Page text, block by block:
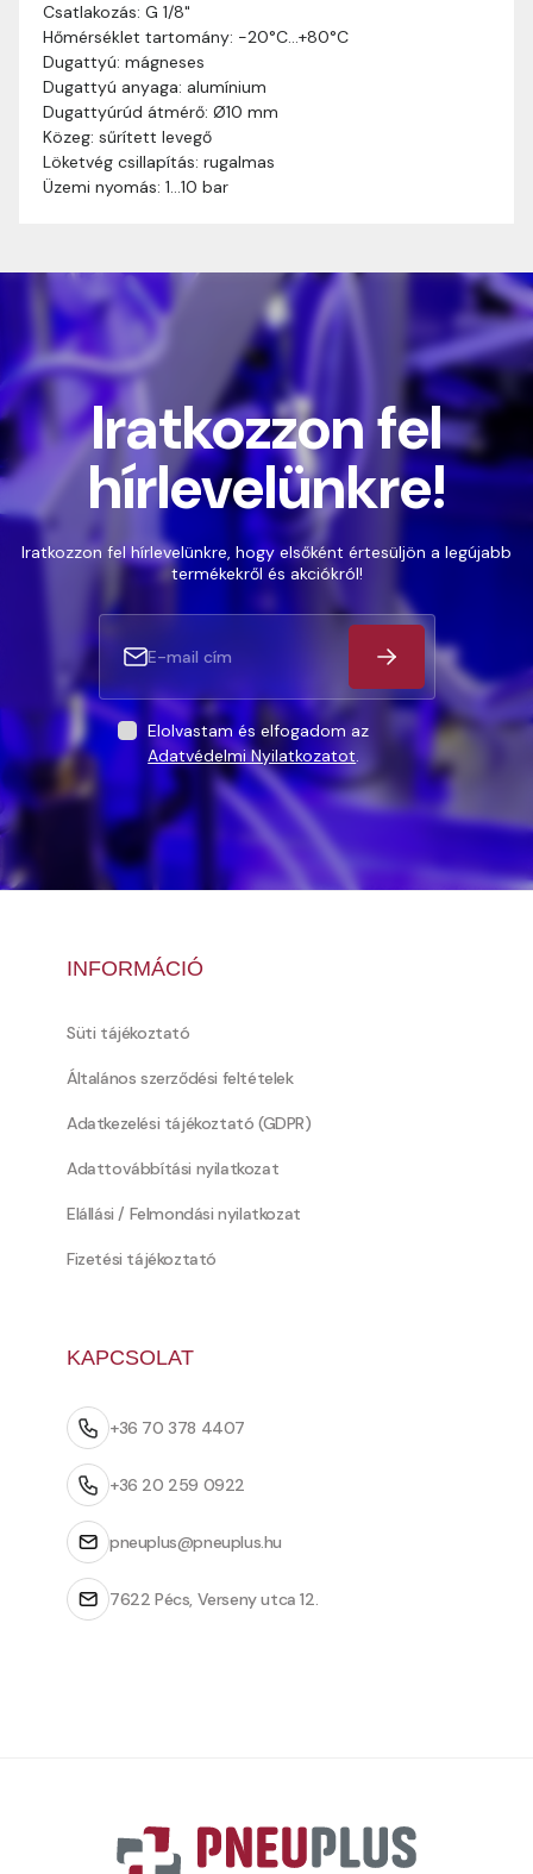
Csatlakozás: G 1/8"
Hőmérséklet tartomány: -20°C…+80°C
Dugattyú: mágneses
Dugattyú anyaga: alumínium
Dugattyúrúd átmérő: Ø10 mm
Közeg: sűrített levegő
Löketvég csillapítás: rugalmas
Üzemi nyomás: 1…10 bar
Szállítási idő:Általában a megrendeléseket 2-5
munkanapon belül kézbesítjük. Amennyiben
valamilyen okból kifolyólag a szállítás hosszabb
ideig tart, előre értesítünk benneteket.
Szállítási díj:A szállítási díj függ a termék súlyától
és a szállítási cím távolságától. A pontos szállítási
díjat a vásárlás folyamata során megtekinthetitek,
Iratkozzon fel
hírlevelünkre!
Iratkozzon fel hírlevelünkre, hogy elsőként értesüljön a legújabb
termékekről és akciókról!
Elolvastam és elfogadom az
Adatvédelmi Nyilatkozatot.
INFORMÁCIÓ
Süti tájékoztató
Általános szerződési feltételek
Adatkezelési tájékoztató (GDPR)
Adattovábbítási nyilatkozat
Elállási / Felmondási nyilatkozat
Fizetési tájékoztató
KAPCSOLAT
+36 70 378 4407
+36 20 259 0922
pneuplus@pneuplus.hu
7622 Pécs, Verseny utca 12.